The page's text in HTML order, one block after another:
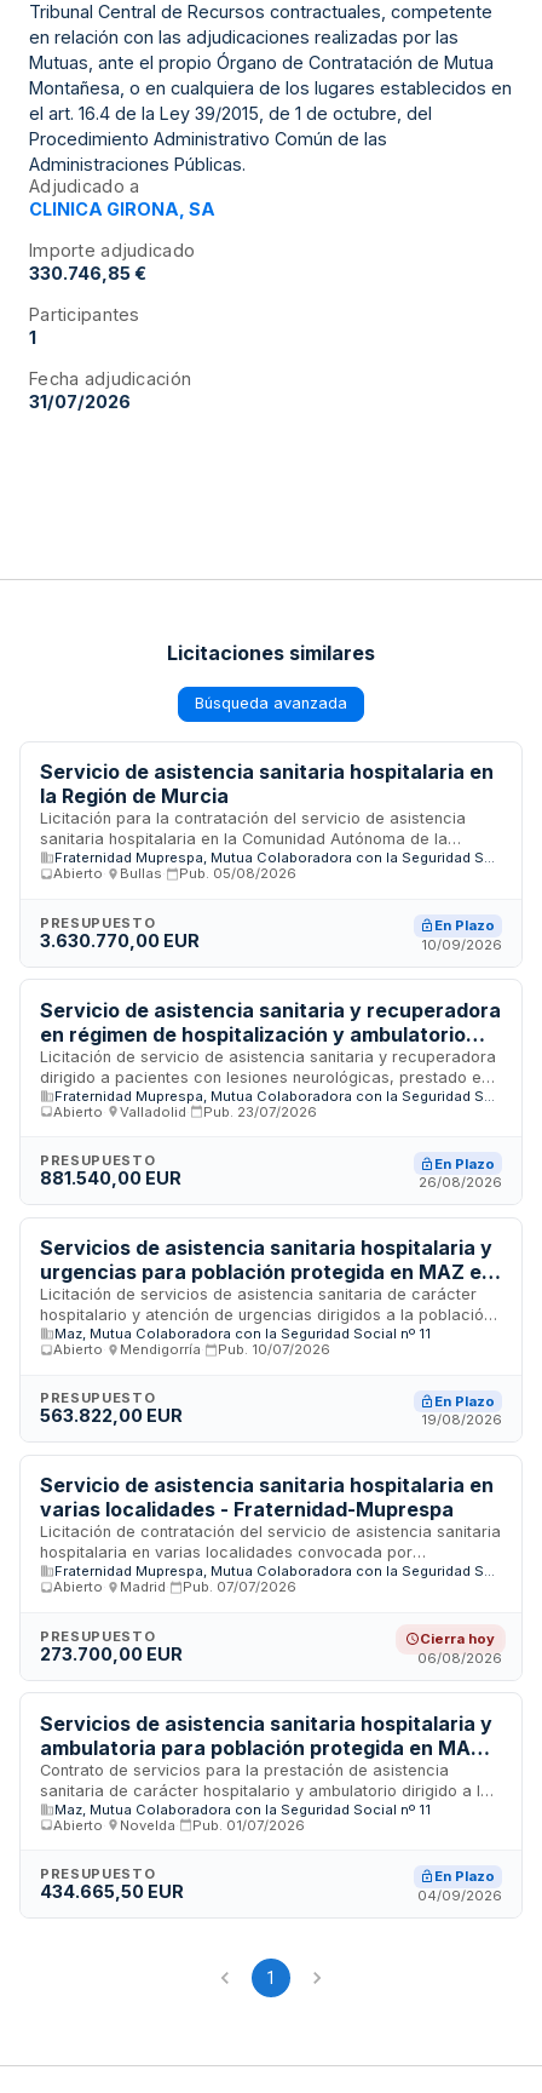
Tribunal Central de Recursos contractuales, competente
en relación con las adjudicaciones realizadas por las
Mutuas, ante el propio Órgano de Contratación de Mutua
Montañesa, o en cualquiera de los lugares establecidos en
el art. 16.4 de la Ley 39/2015, de 1 de octubre, del
Procedimiento Administrativo Común de las
Administraciones Públicas.
Adjudicado a
CLINICA GIRONA, SA
Importe adjudicado
330.746,85 €
Participantes
1
Fecha adjudicación
31/07/2026
Licitaciones similares
Búsqueda avanzada
Servicio de asistencia sanitaria hospitalaria en
la Región de Murcia
Licitación para la contratación del servicio de asistencia
sanitaria hospitalaria en la Comunidad Autónoma de la
Región de Murcia. FRATERNIDAD-MUPRESPA licita mediante
procedimiento abierto con pluralidad de criterios de
Público. El contrato se regirá como contrato privado en
cuanto a su preparación y adjudicación, aplicándose normas
Fraternidad Muprespa, Mutua Colaboradora con la Seguridad Social nº 275
Abierto
Bullas Pub. 05/08/2026
PRESUPUESTO
3.630.770,00 EUR
En Plazo
10/09/2026
Servicio de asistencia sanitaria y recuperadora
en régimen de hospitalización y ambulatorio
para pacientes con lesiones neurológicas -
FRATERNIDAD-MUPRESPA Valladolid
Licitación de servicio de asistencia sanitaria y recuperadora
dirigido a pacientes con lesiones neurológicas, prestado en
régimen de hospitalización y ambulatorio. El organismo
licitador es FRATERNIDAD-MUPRESPA, que contratará
de adjudicación. El contrato tiene naturaleza privada y se
rige por la Ley de Contratos del Sector Público. La ubicación
Abierto
Valladolid Pub. 23/07/2026
PRESUPUESTO
881.540,00 EUR
En Plazo
26/08/2026
Servicios de asistencia sanitaria hospitalaria y
urgencias para población protegida en MAZ en
Pamplona (Navarra)
Licitación de servicios de asistencia sanitaria de carácter
hospitalario y atención de urgencias dirigidos a la población
protegida en MAZ en el ámbito territorial de Pamplona,
Navarra. El adjudicatario deberá prestar los servicios
equipamiento, material sanitario y personal laboral o
mercantil, conforme a las especificaciones técnicas
definitiva equivalente al cinco por ciento del presupuesto de
licitación y admite subcontratación con indicación previa de
la parte a subcontratar.
Maz, Mutua Colaboradora con la Seguridad Social nº 11
Abierto
Mendigorría Pub. 10/07/2026
PRESUPUESTO
563.822,00 EUR
En Plazo
19/08/2026
Servicio de asistencia sanitaria hospitalaria en
varias localidades - Fraternidad-Muprespa
Licitación de contratación del servicio de asistencia sanitaria
hospitalaria en varias localidades convocada por
Fraternidad-Muprespa, Mutua Colaboradora con la
Seguridad Social. El contrato tiene naturaleza de contrato
pluralidad de criterios de adjudicación, regulándose
conforme a la Ley de Contratos del Sector Público. La
Contratante de la Mutua a través de su plataforma de
contratación.
Fraternidad Muprespa, Mutua Colaboradora con la Seguridad Social nº 275
Abierto
Madrid Pub. 07/07/2026
PRESUPUESTO
273.700,00 EUR
Cierra hoy
06/08/2026
Servicios de asistencia sanitaria hospitalaria y
ambulatoria para población protegida en MAZ
en la provincia de Alicante
Contrato de servicios para la prestación de asistencia
sanitaria de carácter hospitalario y ambulatorio dirigido a la
población protegida en MAZ, Entidad Colaboradora de la
Seguridad Social, en el ámbito territorial de la provincia de
forma sucesiva con cobertura de 24 horas para asistencia
hospitalaria y mínimo 20 horas semanales para ambulatoria,
Maz, Mutua Colaboradora con la Seguridad Social nº 11
Abierto
Novelda Pub. 01/07/2026
PRESUPUESTO
434.665,50 EUR
En Plazo
04/09/2026
1